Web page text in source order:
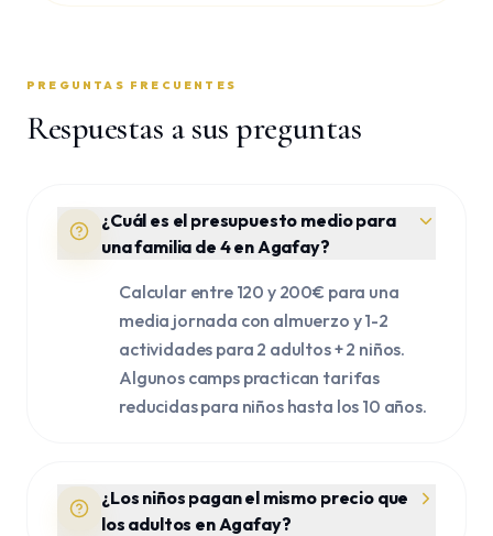
PREGUNTAS FRECUENTES
Respuestas a sus preguntas
¿Cuál es el presupuesto medio para
una familia de 4 en Agafay?
Calcular entre 120 y 200€ para una
media jornada con almuerzo y 1-2
actividades para 2 adultos + 2 niños.
Algunos camps practican tarifas
reducidas para niños hasta los 10 años.
¿Los niños pagan el mismo precio que
los adultos en Agafay?